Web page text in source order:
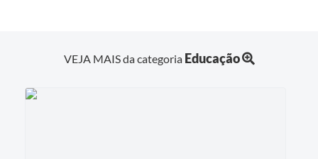
VEJA MAIS da categoria Educação